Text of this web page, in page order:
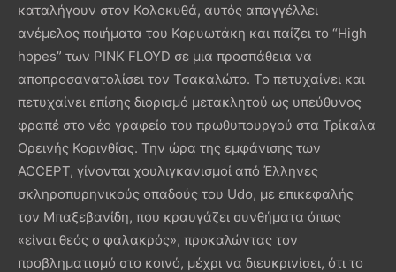
καταλήγουν στον Κολοκυθά, αυτός απαγγέλλει
ανέμελος ποιήματα του Καρυωτάκη και παίζει το “High
hopes” των PINK FLOYD σε μια προσπάθεια να
αποπροσανατολίσει τον Τσακαλώτο. Το πετυχαίνει και
πετυχαίνει επίσης διορισμό μετακλητού ως υπεύθυνος
φραπέ στο νέο γραφείο του πρωθυπουργού στα Τρίκαλα
Ορεινής Κορινθίας. Την ώρα της εμφάνισης των
ACCEPT, γίνονται χουλιγκανισμοί από Έλληνες
σκληροπυρηνικούς οπαδούς του Udo, με επικεφαλής
τον Μπαξεβανίδη, που κραυγάζει συνθήματα όπως
«είναι θεός ο φαλακρός», προκαλώντας τον
προβληματισμό στο κοινό, μέχρι να διευκρινίσει, ότι το